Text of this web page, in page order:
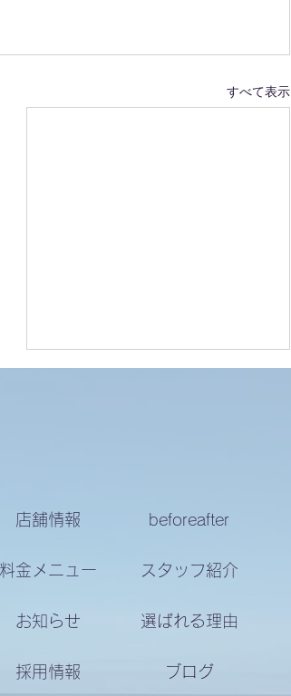
すべて表示
店舗情報
料金メニュー
お知らせ
採用情報
beforeafter
スタッフ紹介
選ばれる理由
ブログ